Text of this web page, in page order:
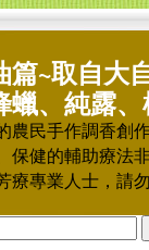
篇~取自大
蠟、純露
農民手作調香創
保健的輔助療法
療專業人士，請